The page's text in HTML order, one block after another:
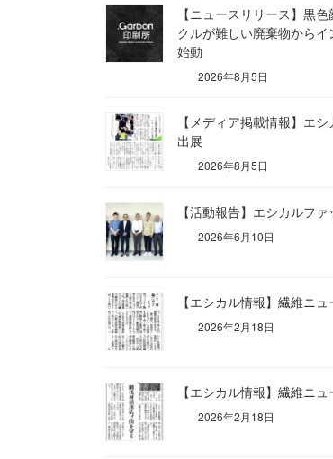
【ニュースリリース】黒
クルが難しい廃棄物から
始動
2026年8月5日
【メディア掲載情報】エ
出展
2026年8月5日
【活動報告】エシカルフ
2026年6月10日
【エシカル情報】繊維ニ
2026年2月18日
【エシカル情報】繊維ニ
2026年2月18日